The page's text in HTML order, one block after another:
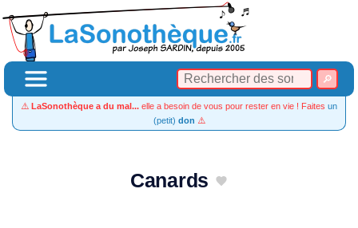
⚠️ LaSonothèque a du mal... elle a besoin de vous pour rester en vie ! Faites un
(petit) don ⚠️
Canards